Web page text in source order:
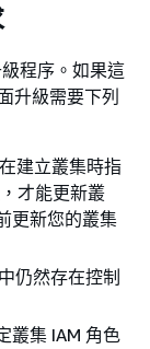
程序。如果這
升級需要下列
建立叢集時指
才能更新叢
更新您的叢集
仍然存在控制
叢集 IAM 角色